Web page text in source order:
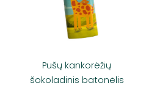
Pušų kankorėžių
šokoladinis batonėlis